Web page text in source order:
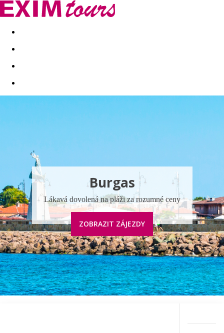
Akční nabídky Last minute
Burgas
Lákavá dovolená na pláži za rozumné ceny
ZOBRAZIT ZÁJEZDY